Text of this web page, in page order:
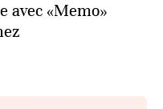
avec «Memo»